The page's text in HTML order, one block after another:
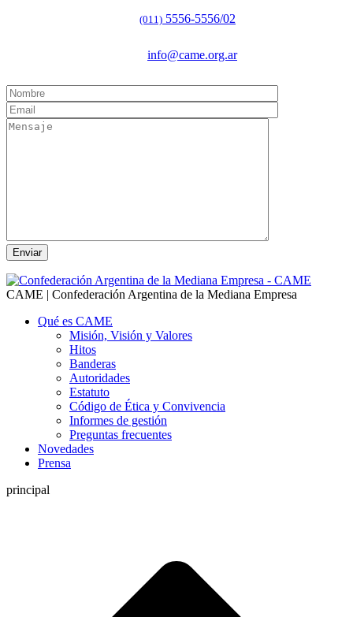
(011) 5556-5556/02
info@came.org.ar
CAME | Confederación Argentina de la Mediana Empresa
Qué es CAME
Misión, Visión y Valores
Hitos
Banderas
Autoridades
Estatuto
Código de Ética y Convivencia
Informes de gestión
Preguntas frecuentes
Novedades
Prensa
principal